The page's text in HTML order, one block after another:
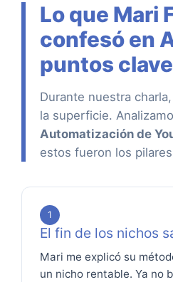
Lo que Mari
confesó en
puntos clave
Durante nuestra
la superficie.
Automatización de
estos fueron los
1
El fin de los nichos
Mari me explicó su
un nicho rentable. Ya no